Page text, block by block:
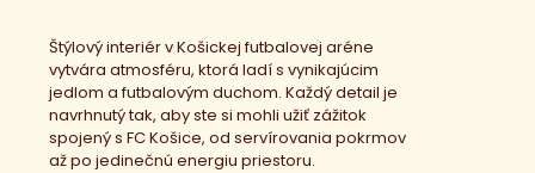
Štýlový interiér v Košickej futbalovej aréne
vytvára atmosféru, ktorá ladí s vynikajúcim
jedlom a futbalovým duchom. Každý detail je
navrhnutý tak, aby ste si mohli užiť zážitok
spojený s FC Košice, od servírovania pokrmov
až po jedinečnú energiu priestoru.